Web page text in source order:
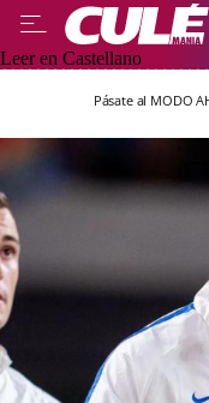
Leer en Castellano
Pásate al MODO